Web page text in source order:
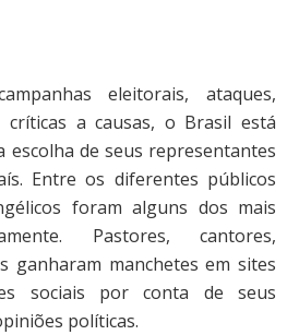
eleitorais, ataques,
críticas a causas, o Brasil está
escolha de seus representantes
Entre os diferentes públicos
foram alguns dos mais
Pastores, cantores,
ganharam manchetes em sites
sociais por conta de seus
políticas.